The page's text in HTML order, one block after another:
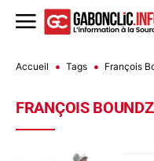
Accueil Tags François
FRANÇOIS